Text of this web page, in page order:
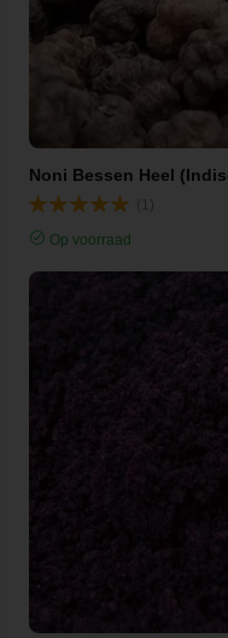
Noni Bessen Heel
Op voorraad